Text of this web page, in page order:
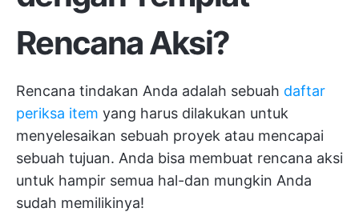
Rencana Aksi?
Rencana tindakan Anda adalah sebuah daftar
periksa item yang harus dilakukan untuk
menyelesaikan sebuah proyek atau mencapai
sebuah tujuan. Anda bisa membuat rencana aksi
untuk hampir semua hal-dan mungkin Anda
sudah memilikinya!